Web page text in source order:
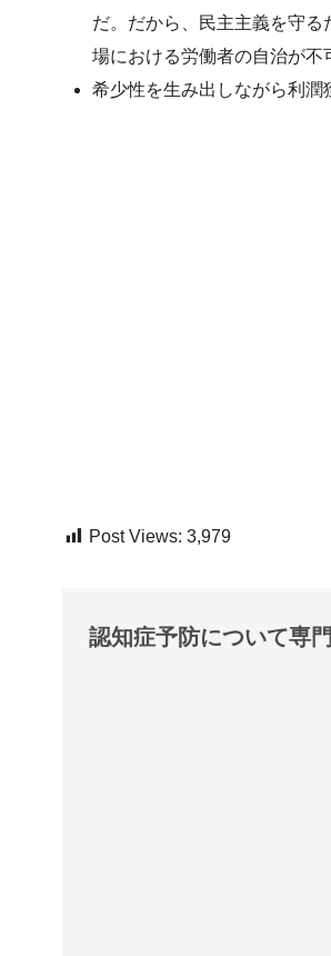
だ。だから、民主主義を守
場における労働者の自治が不
希少性を生み出しながら利潤
Post Views: 3,979
認知症予防について専